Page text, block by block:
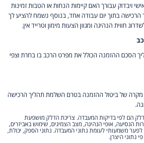
ויבדוק עבורך האם קיימות הנחות או הטבות זמינות
הרכישה בתוך יום עבודה אחד, בנוסף נשמח להציע לך
חווית הנהיגה ומגוון הצעות מימון וטרייד אין.
הסכם ההזמנה הכולל את מפרט הרכב בו בחרת וצפי
של ביטול ההזמנה בטרם השלמת תהליך הרכישה
הדלק הם לפי בדיקות המעבדה. צריכת הדלק מושפעת
הנסיעה, אופי הנהיגה, מצב הצמיגים, שימוש באביזרים,
לפער משמעותי לעומת נתוני המעבדה. נתוני הספק, יכולת,
נתוני היצרן.